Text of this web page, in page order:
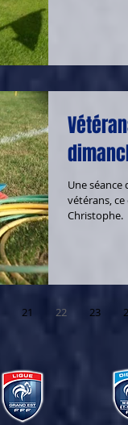
Une
vétérans,
Christophe.
21 22 23